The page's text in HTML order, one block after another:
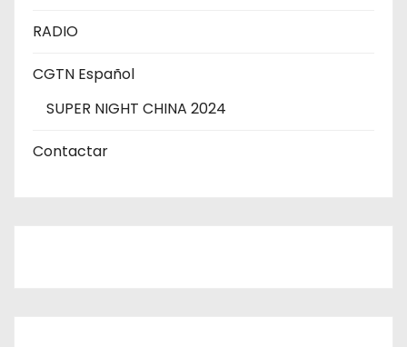
RADIO
CGTN Español
SUPER NIGHT CHINA 2024
Contactar